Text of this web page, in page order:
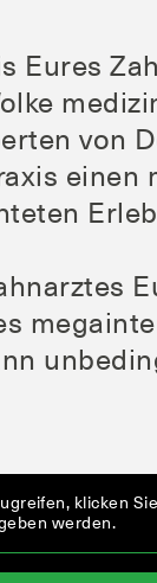
Eures
von
kli­cken
werden.